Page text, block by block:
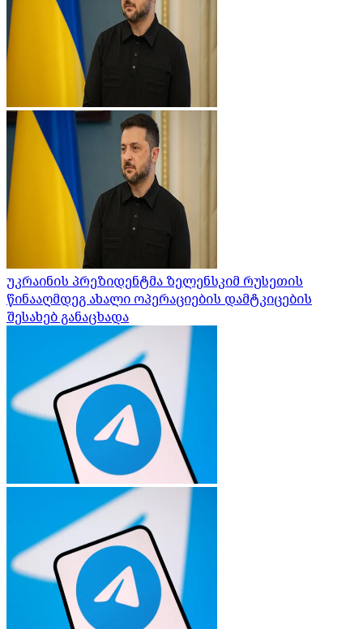
უკრაინის პრეზიდენტმა ზელენსკიმ რუსეთის
წინააღმდეგ ახალი ოპერაციების დამტკიცების
შესახებ განაცხადა